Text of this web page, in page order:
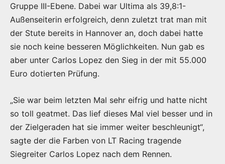
Gruppe III-Ebene. Dabei war Ultima als 39,8:1-
Außenseiterin erfolgreich, denn zuletzt trat man mit
der Stute bereits in Hannover an, doch dabei hatte
sie noch keine besseren Möglichkeiten. Nun gab es
aber unter Carlos Lopez den Sieg in der mit 55.000
Euro dotierten Prüfung.
„Sie war beim letzten Mal sehr eifrig und hatte nicht
so toll geatmet. Das lief dieses Mal viel besser und in
der Zielgeraden hat sie immer weiter beschleunigt“,
sagte der die Farben von LT Racing tragende
Siegreiter Carlos Lopez nach dem Rennen.